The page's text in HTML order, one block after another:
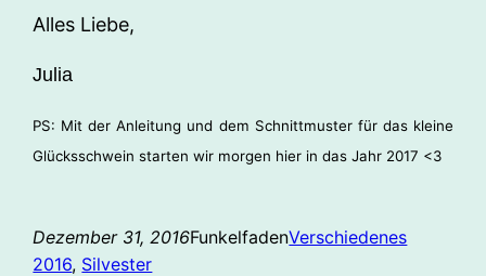
Alles Liebe,
Julia
PS: Mit der Anleitung und dem Schnittmuster für das kleine
Glücksschwein starten wir morgen hier in das Jahr 2017 <3
Dezember 31, 2016FunkelfadenVerschiedenes
2016, Silvester